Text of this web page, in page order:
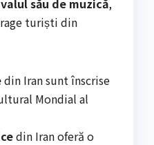
turiști din
din Iran sunt înscrise
Mondial al
din Iran oferă o